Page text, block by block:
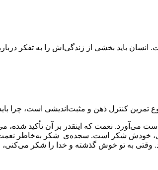
انسان باید بخشی از زندگی‌اش را به تفکر
می‌آورد. نعمت که اینقدر بر آن تأکید
خودش شکر است. سجده‌ی شکر به‌خاطر